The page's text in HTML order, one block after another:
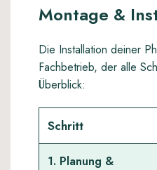
Montage &
Die Installation deiner
Fachbetrieb, der alle
Überblick:
Schritt
1. Planung &